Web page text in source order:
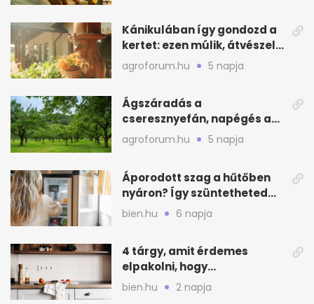
Kánikulában így gondozd a
kertet: ezen múlik, átvészeli-
e a hőséget
agroforum.hu 5 napja
Ágszáradás a
cseresznyefán, napégés a
kajszin: mit tehetsz most?
agroforum.hu 5 napja
Áporodott szag a hűtőben
nyáron? Így szüntetheted
meg olcsón
bien.hu 6 napja
4 tárgy, amit érdemes
elpakolni, hogy
hűvösebbnek tűnjön a lakás
bien.hu 2 napja